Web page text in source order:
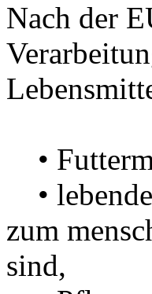
Nach der
•
•
zum
sind,